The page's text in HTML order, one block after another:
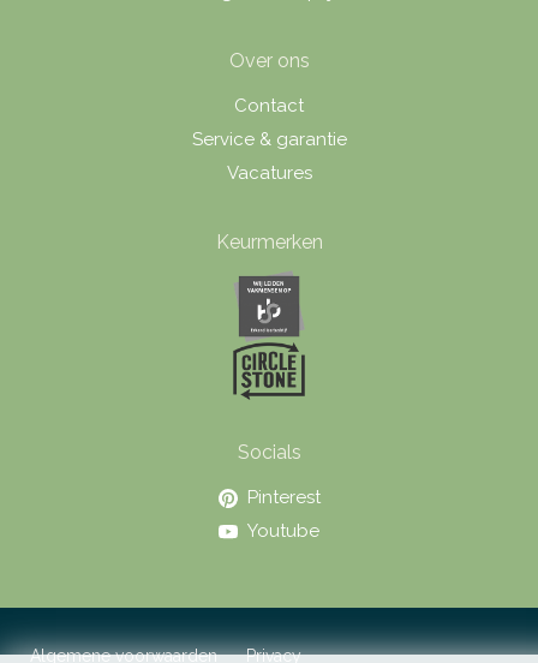
Over ons
Contact
Service & garantie
Vacatures
Keurmerken
Socials
Pinterest
Youtube
Algemene voorwaarden Privacy